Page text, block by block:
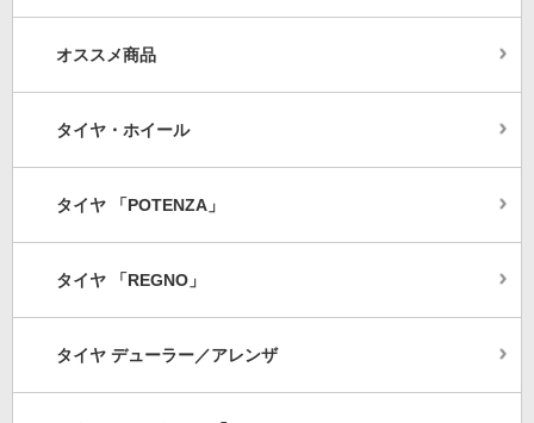
オススメ商品
タイヤ・ホイール
タイヤ 「POTENZA」
タイヤ 「REGNO」
タイヤ デューラー／アレンザ